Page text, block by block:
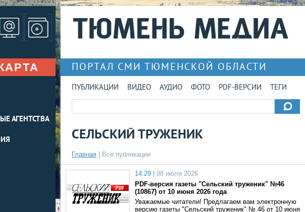
АГЕНТСТВА
ПОРТАЛ СМИ ТЮМЕНСКОЙ ОБЛАСТИ
ПУБЛИКАЦИИ ВИДЕО АУДИО ФОТО PDF-ВЕРСИИ ТЕГИ
СЕЛЬСКИЙ ТРУЖЕНИК
Главная Все публикации
14:29 |
08 июля 2026
PDF-версия газеты "Сельский труженик" №46
(10867) от 10 июня 2026 года
Уважаемые читатели! Предлагаем вам электронную
версию газеты "Сельский труженик" № 46 от 10 июня